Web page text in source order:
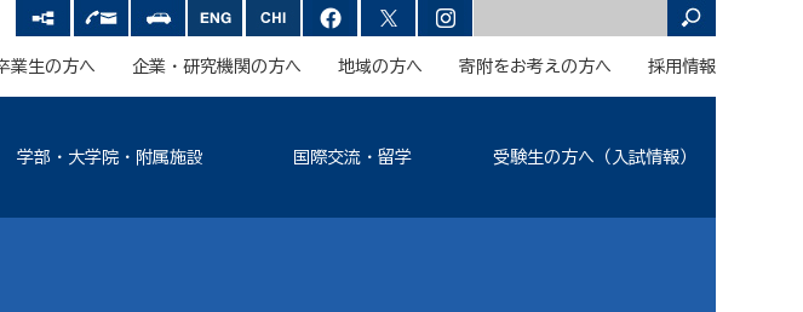
業生の方へ 企業・研究機関の方へ 地域の方へ 寄附をお考えの方へ 採用情報
学部・大学院・附属施設 国際交流・留学 受験生の方へ（入試情報）